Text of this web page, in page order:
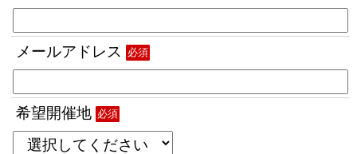
メールアドレス 必須
希望開催地 必須